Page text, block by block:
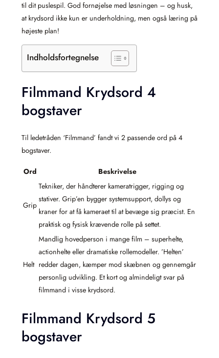
til dit puslespil. God fornøjelse med løsningen – og husk,
at krydsord ikke kun er underholdning, men også læring på
højeste plan!
Indholdsfortegnelse
Filmmand Krydsord 4
bogstaver
Til ledetråden ‘Filmmand’ fandt vi 2 passende ord på 4
bogstaver.
Ord Beskrivelse
Grip
Tekniker, der håndterer kameratrigger, rigging og
stativer. Grip’en bygger systemsupport, dollys og
kraner for at få kameraet til at bevæge sig præcist. En
praktisk og fysisk krævende rolle på settet.
Helt
Mandlig hovedperson i mange film – superhelte,
actionhelte eller dramatiske rollemodeller. ’Helten’
redder dagen, kæmper mod skæbnen og gennemgår
personlig udvikling. Et kort og almindeligt svar på
filmmand i visse krydsord.
Filmmand Krydsord 5
bogstaver